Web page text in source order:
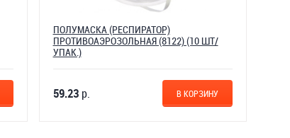
ПОЛУМАСКА (РЕСПИРАТОР)
ПРОТИВОАЭРОЗОЛЬНАЯ (8122) (10 ШТ/
УПАК.)
59.23р. В КОРЗИНУ